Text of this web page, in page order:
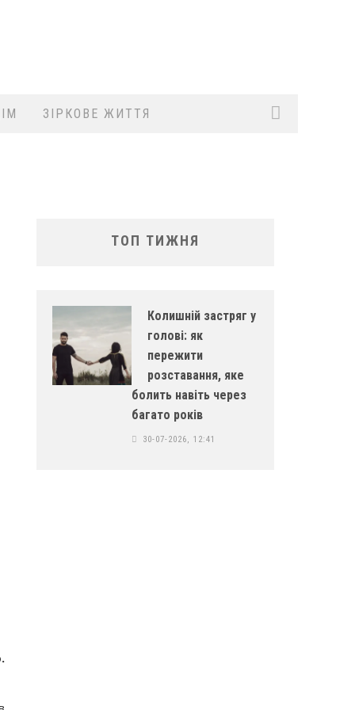
ЗІРКОВЕ ЖИТТЯ
ТОП ТИЖНЯ
Колишній застряг у
голові: як
пережити
розставання, яке
болить навіть через
багато років
30-07-2026, 12:41